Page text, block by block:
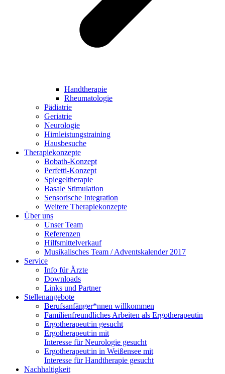
Handtherapie
Rheumatologie
Pädiatrie
Geriatrie
Neurologie
Hirnleistungstraining
Hausbesuche
Therapiekonzepte
Bobath-Konzept
Perfetti-Konzept
Spiegeltherapie
Basale Stimulation
Sensorische Integration
Weitere Therapiekonzepte
Über uns
Unser Team
Referenzen
Hilfsmittelverkauf
Musikalisches Team / Adventskalender 2017
Service
Info für Ärzte
Downloads
Links und Partner
Stellenangebote
Berufsanfänger*nnen willkommen
Familienfreundliches Arbeiten als Ergotherapeutin
Ergotherapeut:in gesucht
Ergotherapeut:in mit
Interesse für Neurologie gesucht
Ergotherapeut:in in Weißensee mit
Interesse für Handtherapie gesucht
Nachhaltigkeit